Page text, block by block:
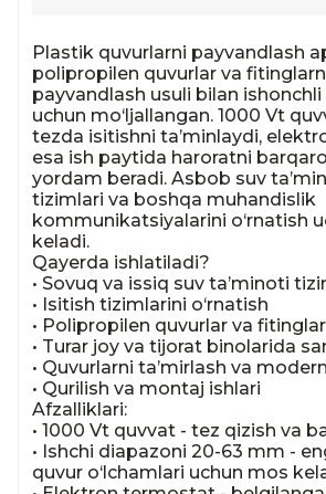
Plastik quvurlarni payvandlash
polipropilen quvurlar va
payvandlash usuli bilan
uchun mo‘ljallangan. 1000 Vt
tezda isitishni ta’minlaydi,
esa ish paytida haroratni
yordam beradi. Asbob suv
tizimlari va boshqa muhandislik
kommunikatsiyalarini o‘rnatish
keladi.
Qayerda ishlatiladi?
• Sovuq va issiq suv ta’minoti
• Isitish tizimlarini o‘rnatish
• Polipropilen quvurlar va
• Turar joy va tijorat binolarida
• Quvurlarni ta’mirlash va
• Qurilish va montaj ishlari
Afzalliklari:
• 1000 Vt quvvat - tez qizish va
• Ishchi diapazoni 20-63 mm -
quvur o‘lchamlari uchun mos